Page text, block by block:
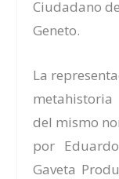
Ciudadano
Geneto.
La
del mismo
por
Gaveta